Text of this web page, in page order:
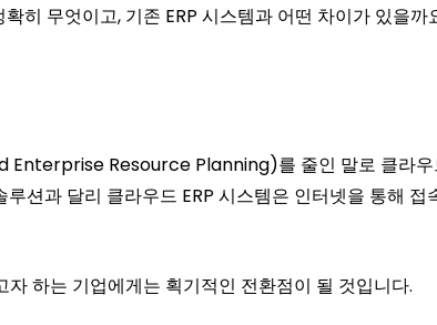
히 무엇이고, 기존 ERP 시스템과 어떤 차이가 있을까
Enterprise Resource Planning)를 줄인 말로 클라우
션과 달리 클라우드 ERP 시스템은 인터넷을 통해 접
하는 기업에게는 획기적인 전환점이 될 것입니다.